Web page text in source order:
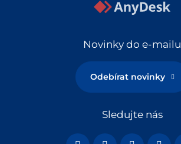
Novinky do e-mailu
Odebírat novinky
Sledujte nás